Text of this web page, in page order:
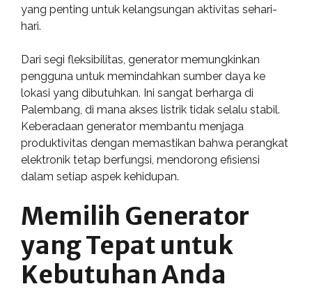
yang penting untuk kelangsungan aktivitas sehari-
hari.
Dari segi fleksibilitas, generator memungkinkan
pengguna untuk memindahkan sumber daya ke
lokasi yang dibutuhkan. Ini sangat berharga di
Palembang, di mana akses listrik tidak selalu stabil.
Keberadaan generator membantu menjaga
produktivitas dengan memastikan bahwa perangkat
elektronik tetap berfungsi, mendorong efisiensi
dalam setiap aspek kehidupan.
Memilih Generator
yang Tepat untuk
Kebutuhan Anda